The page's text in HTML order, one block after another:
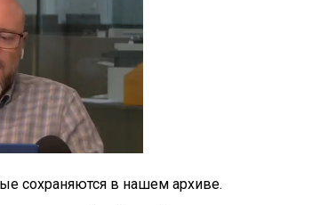
сохраняются в нашем архиве.